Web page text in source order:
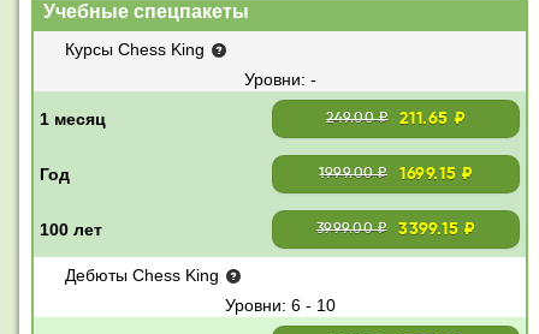
Учебные спецпакеты
Курсы Chess King
-
249.00 ₽ 211.65 ₽
1999.00 ₽ 1699.15 ₽
3999.00 ₽ 3399.15 ₽
Дебюты Chess King
6 - 10